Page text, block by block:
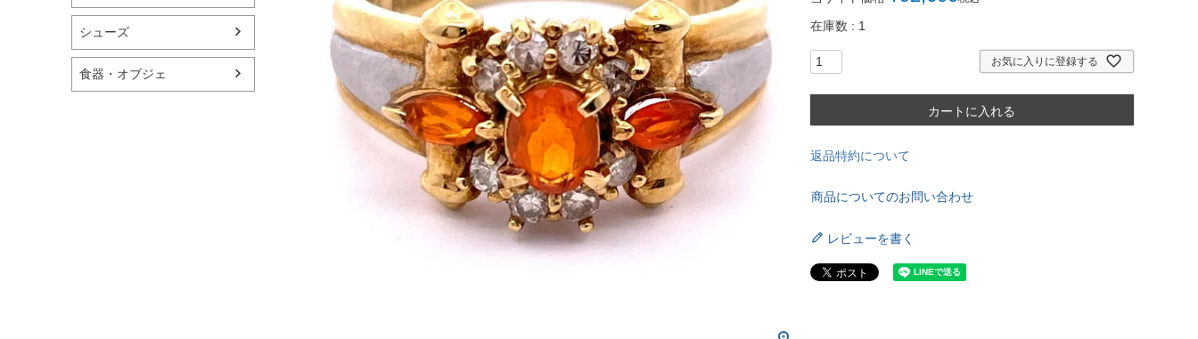
シューズ
食器・オブジェ
在庫数 1
お気に入りに登録する
カートに入れる
返品特約について
商品についてのお問い合わせ
レビューを書く